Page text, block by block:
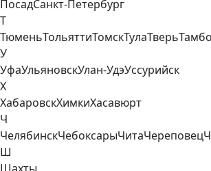
ПосадСанкт-Петербург
Т
ТюменьТольяттиТомскТулаТверь
У
УфаУльяновскУлан-УдэУссурийск
Х
ХабаровскХимкиХасавюрт
Ч
ЧелябинскЧебоксарыЧитаЧереповец
Ш